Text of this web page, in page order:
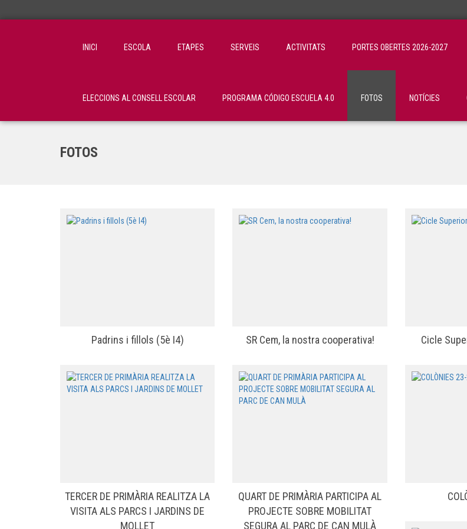
INICI ESCOLA ETAPES SERVEIS ACTIVITATS PORTES OBERTES 2026-2027
ELECCIONS AL CONSELL ESCOLAR PROGRAMA CÓDIGO ESCUELA 4.0 FOTOS NOTÍCIES
FOTOS
Padrins i fillols (5è I4) SR Cem, la nostra cooperativa! Cicle
TERCER DE PRIMÀRIA REALITZA LA
VISITA ALS PARCS I JARDINS DE
MOLLET
QUART DE PRIMÀRIA PARTICIPA AL
PROJECTE SOBRE MOBILITAT
SEGURA AL PARC DE CAN MULÀ